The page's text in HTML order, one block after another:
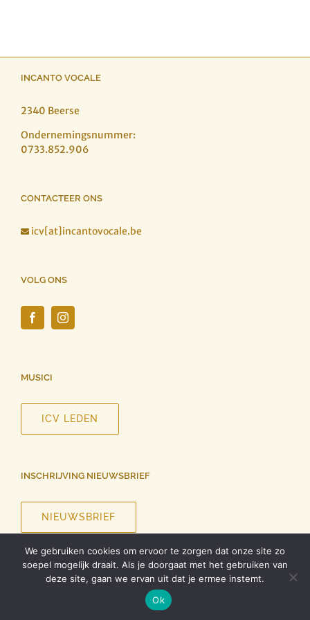
INCANTO VOCALE
2340 Beerse
Ondernemingsnummer:
0733.852.906
CONTACTEER ONS
 icv[at]incantovocale.be
VOLG ONS
MUSICI
ICV LEDEN
INSCHRIJVING NIEUWSBRIEF
NIEUWSBRIEF
2026 InCanto Vocale | Alle rechten voorbehouden |
| Ontwerp website
We gebruiken cookies om ervoor te zorgen dat onze site zo
soepel mogelijk draait. Als je doorgaat met het gebruiken van
deze site, gaan we ervan uit dat je ermee instemt.
Ok